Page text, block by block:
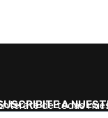
A
de todas